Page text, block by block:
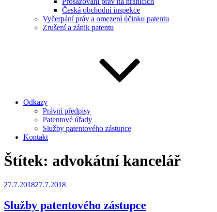
Česká obchodní inspekce
Vyčerpání práv a omezení účinku patentu
Zrušení a zánik patentu
Odkazy
Právní předpisy
Patentové úřady
Služby patentového zástupce
Kontakt
Štítek: advokátní kancelář
Publikováno
27.7.201827.7.2018
Služby patentového zástupce